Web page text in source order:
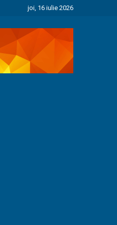
joi, 16 iulie 2026